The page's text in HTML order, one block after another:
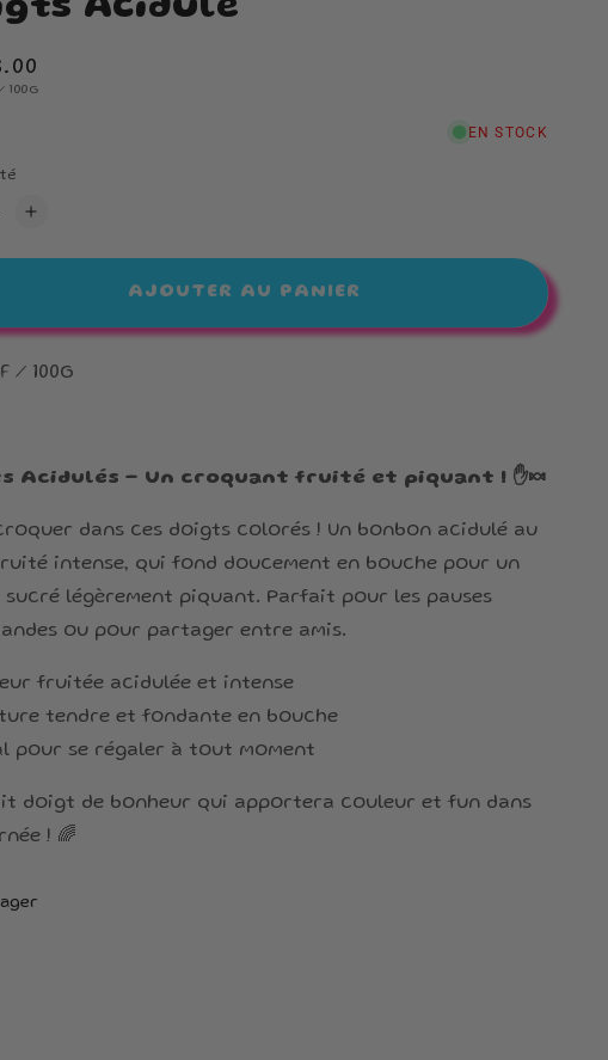
Acidulé
PAR
100G
EN STOCK
Augmenter
quantité
AJOUTER AU PANIER
/ 100G
Acidulés – Un croquant fruité et piquant ! ✋🍬
dans ces doigts colorés ! Un bonbon acidulé au
intense, qui fond doucement en bouche pour un
sucré légèrement piquant. Parfait pour les pauses
ou pour partager entre amis.
fruitée acidulée et intense
tendre et fondante en bouche
pour se régaler à tout moment
doigt de bonheur qui apportera couleur et fun dans
! 🌈